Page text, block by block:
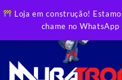
Loja em construção!
chame no
to